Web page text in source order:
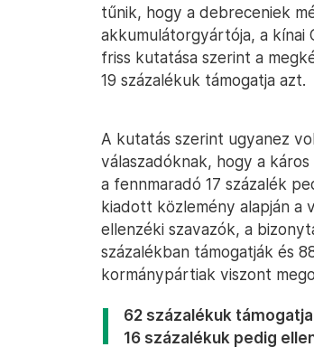
tűnik, hogy a debreceniek
akkumulátorgyártója, a kínai
friss kutatása szerint a
19 százalékuk támogatja azt.
A kutatás szerint ugyanez
válaszadóknak, hogy a
a fennmaradó 17 százalék
kiadott közlemény alapján a
ellenzéki szavazók, a
százalékban támogatják és
kormánypártiak viszont
62 százalékuk
16 százalékuk pedig